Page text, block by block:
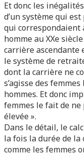
Et donc les
d’un système qui
qui correspondaient
homme au XXe
carrière
le système de
dont la carrière ne
s’agisse des
hommes. Et donc
femmes le fait de
élevée ».
Dans le détail, le
la fois la durée de la
comme les femmes